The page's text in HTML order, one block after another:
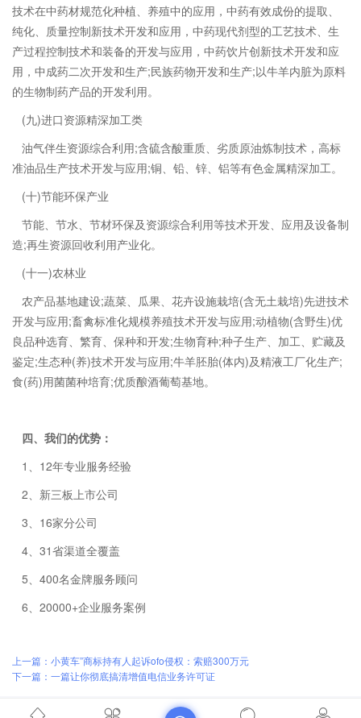
技术在中药材规范化种植、养殖中的应用，中药有效成份的提取、
纯化、质量控制新技术开发和应用，中药现代剂型的工艺技术、生
产过程控制技术和装备的开发与应用，中药饮片创新技术开发和应
用，中成药二次开发和生产;民族药物开发和生产;以牛羊内脏为原料
的生物制药产品的开发利用。
(九)进口资源精深加工类
油气伴生资源综合利用;含硫含酸重质、劣质原油炼制技术，高标
准油品生产技术开发与应用;铜、铅、锌、铝等有色金属精深加工。
(十)节能环保产业
节能、节水、节材环保及资源综合利用等技术开发、应用及设备制
造;再生资源回收利用产业化。
(十一)农林业
农产品基地建设;蔬菜、瓜果、花卉设施栽培(含无土栽培)先进技术
开发与应用;畜禽标准化规模养殖技术开发与应用;动植物(含野生)优
良品种选育、繁育、保种和开发;生物育种;种子生产、加工、贮藏及
鉴定;生态种(养)技术开发与应用;牛羊胚胎(体内)及精液工厂化生产;
食(药)用菌菌种培育;优质酿酒葡萄基地。
四、我们的优势：
1、12年专业服务经验
2、新三板上市公司
3、16家分公司
4、31省渠道全覆盖
5、400名金牌服务顾问
6、20000+企业服务案例
上一篇：小黄车”商标持有人起诉ofo侵权：索赔300万元
下一篇：一篇让你彻底搞清增值电信业务许可证